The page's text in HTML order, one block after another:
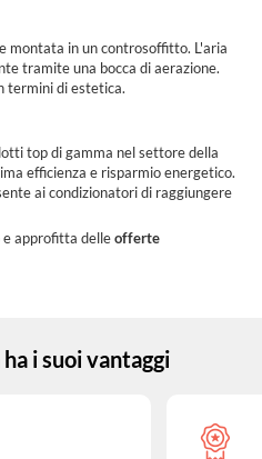
montata in un controsoffitto. L'aria
tramite una bocca di aerazione.
termini di estetica.
top di gamma nel settore della
efficienza e risparmio energetico.
ai condizionatori di raggiungere
e approfitta delleofferte
i suoi vantaggi